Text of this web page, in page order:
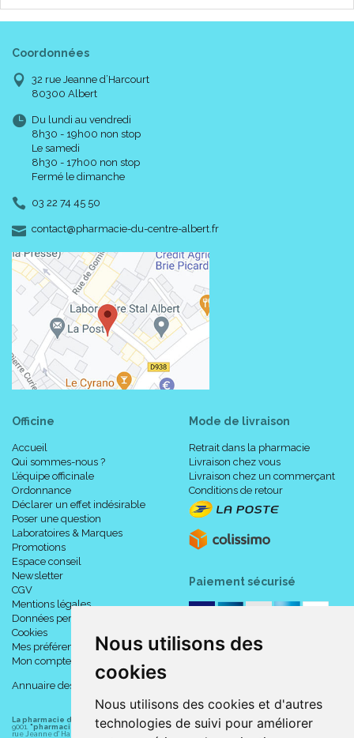
Nous utilisons des
cookies
Nous utilisons des cookies et d'autres
technologies de suivi pour améliorer
Coordonnées
32 rue Jeanne d’Harcourt
80300 Albert
Du lundi au vendredi
8h30 - 19h00 non stop
Le samedi
8h30 - 17h00 non stop
Fermé le dimanche
03 22 74 45 50
contact-
@-
pharmacie-du-centre-albert.fr
Officine
Accueil
Qui sommes-nous ?
L’équipe officinale
Ordonnance
Déclarer un effet indésirable
Poser une question
Laboratoires & Marques
Promotions
Espace conseil
Newsletter
CGV
Mentions légales
Données personnelles
Cookies
Mes préférences Cookies
Mon compte
Annuaire des pharmacies
Mode de livraison
Retrait dans la pharmacie
Livraison chez vous
Livraison chez un commerçant
Conditions de retour
Paiement sécurisé
La pharmacie du centre à Albert (80300) est une pharmacie française certifiée ISO
9001. "pharmacie-du-centre-albert.fr "est le site internet de la pharmacie du centre
rue Jeanne d' Harcourt, 80300 Albert.